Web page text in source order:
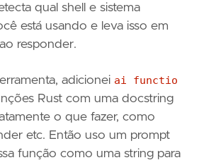
qual shell e sistema
está usando e leva isso em
responder.
adicionei ai functio
Rust com uma docstring
o que fazer, como
etc. Então uso um prompt
função como uma string para